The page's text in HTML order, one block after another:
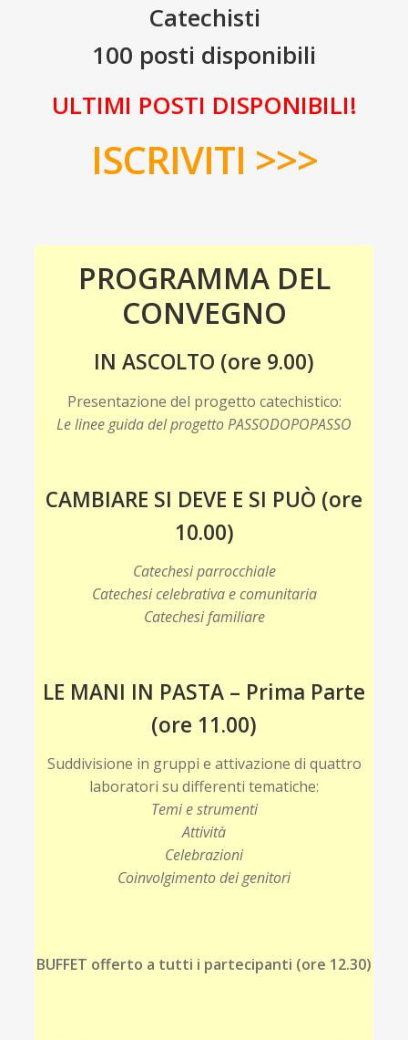
Catechisti
100 posti disponibili
ULTIMI POSTI DISPONIBILI!
ISCRIVITI >>>
PROGRAMMA DEL
CONVEGNO
IN ASCOLTO (ore 9.00)
Presentazione del progetto catechistico:
Le linee guida del progetto PASSODOPOPASSO
CAMBIARE SI DEVE E SI PUÒ (ore
10.00)
Catechesi parrocchiale
Catechesi celebrativa e comunitaria
Catechesi familiare
LE MANI IN PASTA – Prima Parte
(ore 11.00)
Suddivisione in gruppi e attivazione di quattro
laboratori su differenti tematiche:
Temi e strumenti
Attività
Celebrazioni
Coinvolgimento dei genitori
BUFFET offerto a tutti i partecipanti (ore 12.30)